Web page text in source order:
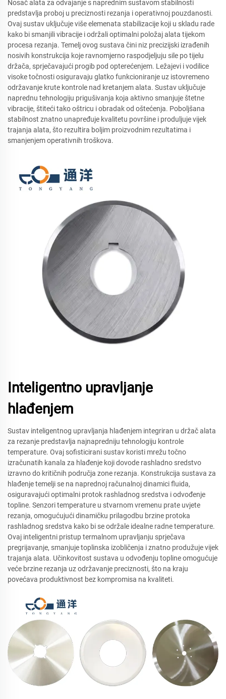
Nosač alata za odvajanje s naprednim sustavom stabilnosti
predstavlja proboj u preciznosti rezanja i operativnoj pouzdanosti.
Ovaj sustav uključuje više elemenata stabilizacije koji u skladu rade
kako bi smanjili vibracije i održali optimalni položaj alata tijekom
procesa rezanja. Temelj ovog sustava čini niz precizijski izrađenih
nosivih konstrukcija koje ravnomjerno raspodjeljuju sile po tijelu
držača, sprječavajući progib pod opterećenjem. Ležajevi i vodilice
visoke točnosti osiguravaju glatko funkcioniranje uz istovremeno
održavanje krute kontrole nad kretanjem alata. Sustav uključuje
naprednu tehnologiju prigušivanja koja aktivno smanjuje štetne
vibracije, štiteći tako oštricu i obradak od oštećenja. Poboljšana
stabilnost znatno unapređuje kvalitetu površine i produljuje vijek
trajanja alata, što rezultira boljim proizvodnim rezultatima i
smanjenjem operativnih troškova.
Inteligentno upravljanje
hlađenjem
Sustav inteligentnog upravljanja hlađenjem integriran u držač alata
za rezanje predstavlja najnapredniju tehnologiju kontrole
temperature. Ovaj sofisticirani sustav koristi mrežu točno
izračunatih kanala za hlađenje koji dovode rashladno sredstvo
izravno do kritičnih područja zone rezanja. Konstrukcija sustava za
hlađenje temelji se na naprednoj računalnoj dinamici fluida,
osiguravajući optimalni protok rashladnog sredstva i odvođenje
topline. Senzori temperature u stvarnom vremenu prate uvjete
rezanja, omogućujući dinamičku prilagodbu brzine protoka
rashladnog sredstva kako bi se održale idealne radne temperature.
Ovaj inteligentni pristup termalnom upravljanju sprječava
pregrijavanje, smanjuje toplinska izobličenja i znatno produžuje vijek
trajanja alata. Učinkovitost sustava u odvođenju topline omogućuje
veće brzine rezanja uz održavanje preciznosti, što na kraju
povećava produktivnost bez kompromisa na kvaliteti.